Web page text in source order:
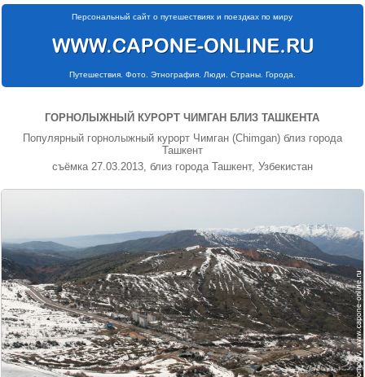
Персональный сайт о путешествиях и поездках по миру
Путешествия. Фото. Этнография. Люди. Страны. Города.
ГОРНОЛЫЖНЫЙ КУРОРТ ЧИМГАН БЛИЗ ТАШКЕНТА
Популярный горнолыжный курорт Чимган (Chimgan) близ города
Ташкент
съёмка 27.03.2013, близ города Ташкент, Узбекистан